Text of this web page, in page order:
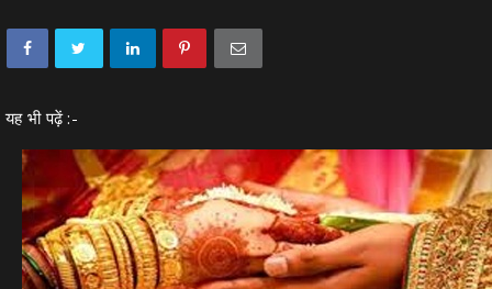
यह भी पढ़ें :-